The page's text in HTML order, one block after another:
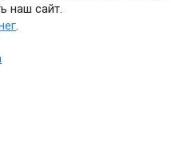
наш сайт.